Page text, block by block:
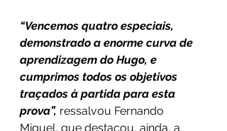
“Vencemos quatro especiais,
demonstrado a enorme curva de
aprendizagem do Hugo, e
cumprimos todos os objetivos
traçados à partida para esta
prova”, ressalvou Fernando
Miguel, que destacou, ainda, a